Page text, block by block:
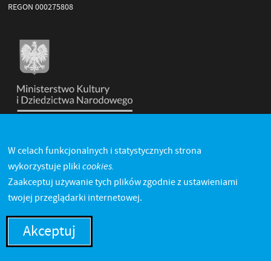
REGON 000275808
W celach funkcjonalnych i statystycznych strona
wykorzystuje pliki cookies.
Zaakceptuj używanie tych plików zgodnie z ustawieniami
twojej przeglądarki internetowej.
Akceptuj